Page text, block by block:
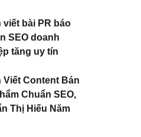
viết bài PR báo
SEO doanh
tăng uy tín
Viết Content Bán
Chuẩn SEO,
Thị Hiếu Năm